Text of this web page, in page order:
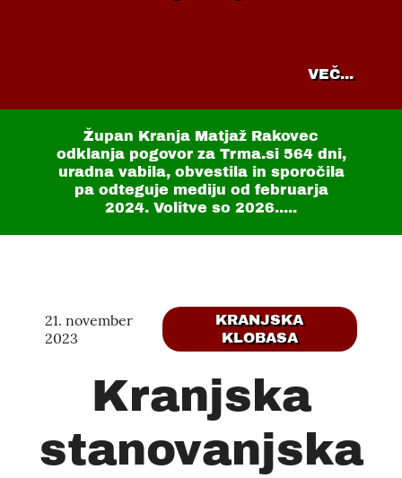
VEČ...
Župan Kranja Matjaž Rakovec
odklanja pogovor za Trma.si 564 dni,
uradna vabila, obvestila in sporočila
pa odteguje mediju od februarja
2024. Volitve so 2026.....
21. november
2023
KRANJSKA
KLOBASA
Kranjska
stanovanjska